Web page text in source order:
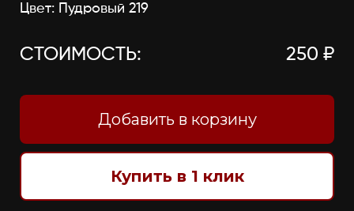
Цвет: Пудровый 219
СТОИМОСТЬ: 250 ₽
Добавить в корзину
Купить в 1 клик